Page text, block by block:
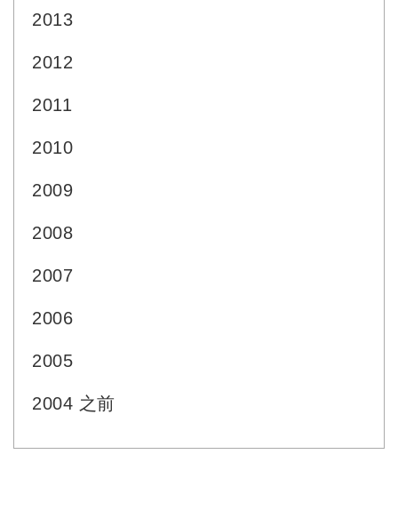
2013
2012
2011
2010
2009
2008
2007
2006
2005
2004 之前